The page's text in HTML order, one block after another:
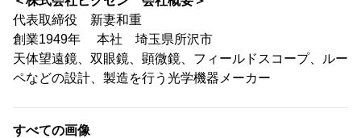
代表取締役 新妻和重
創業1949年 本社 埼玉県所沢市
天体望遠鏡、双眼鏡、顕微鏡、フィールドスコープ、ルー
ペなどの設計、製造を行う光学機器メーカー
すべての画像